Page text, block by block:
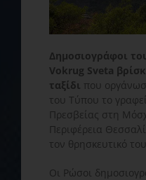
Δημοσιογράφοι
Vokrug Sveta
ταξίδι που
του Τύπου το
Πρεσβείας στη
Περιφέρεια
τον θρησκευτικό
Οι Ρώσοι